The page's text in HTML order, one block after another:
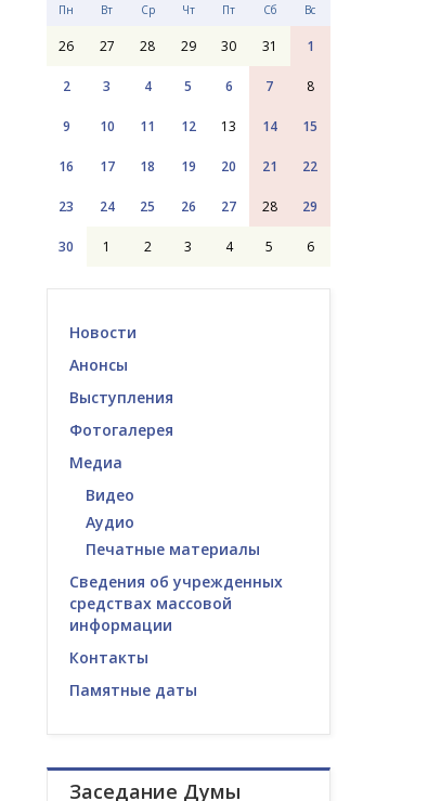
Пн Вт Ср Чт Пт Сб Вс
26 27 28 29 30 31 1
2 3 4 5 6 7 8
9 10 11 12 13 14 15
16 17 18 19 20 21 22
23 24 25 26 27 28 29
30 1 2 3 4 5 6
Новости
Анонсы
Выступления
Фотогалерея
Медиа
Видео
Аудио
Печатные материалы
Сведения об учрежденных
средствах массовой
информации
Контакты
Памятные даты
Заседание Думы